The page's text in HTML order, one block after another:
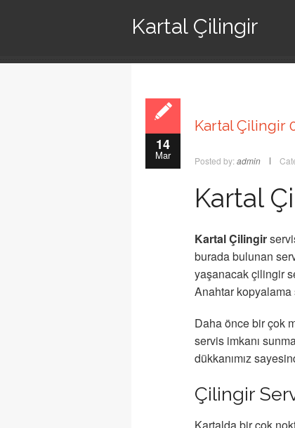
Kartal Çilingir
14
Mar
Kartal Çilingir
Posted by: admin
Kartal
Kartal Çilingir
burada bulunan
yaşanacak çilingir
Anahtar
Daha önce bir çok
servis imkanı
dükkanımız
Çilingir